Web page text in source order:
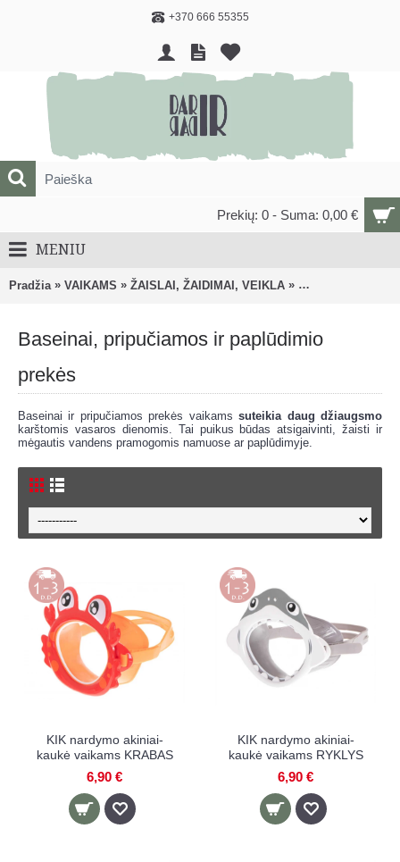
+370 666 55355
Prekių: 0 - Suma: 0,00 €
MENIU
Pradžia » VAIKAMS » ŽAISLAI, ŽAIDIMAI, VEIKLA » Lauko žaislai,
Baseinai, pripučiamos ir paplūdimio
prekės
Baseinai ir pripučiamos prekės vaikamssuteikia daug džiaugsmo
karštomis vasaros dienomis. Tai puikus būdas atsigaivinti, žaisti ir
mėgautis vandens pramogomis namuose ar paplūdimyje.
KIK nardymo akiniai-
kaukė vaikams KRABAS
6,90 €
KIK nardymo akiniai-
kaukė vaikams RYKLYS
6,90 €